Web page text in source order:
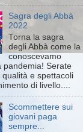
Sagra degli Abbà
2022
Torna la sagra
degli Abbà come la
conoscevamo
pandemia! Serate
qualità e spettacoli
di livello....
Scommettere sui
giovani paga
sempre...